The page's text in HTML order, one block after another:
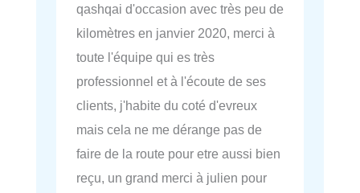
qashqai d'occasion avec très peu de
kilomètres en janvier 2020, merci à
toute l'équipe qui es très
professionnel et à l'écoute de ses
clients, j'habite du coté d'evreux
mais cela ne me dérange pas de
faire de la route pour etre aussi bien
reçu, un grand merci à julien pour